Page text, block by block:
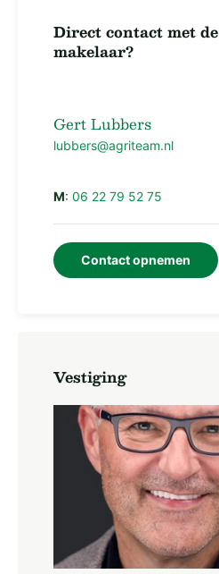
Direct contact met de
makelaar?
Gert Lubbers
lubbers@agriteam.nl
M:06 22 79 52 75
Contact opnemen
Vestiging